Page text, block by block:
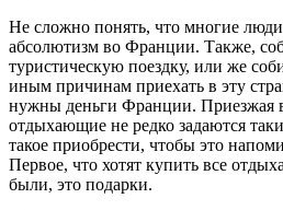
Не сложно понять, что многие
абсолютизм во Франции. Также,
туристическую поездку, или же
иным причинам приехать в эту
нужны деньги Франции. Приезжая
отдыхающие не редко задаются
такое приобрести, чтобы это
Первое, что хотят купить все
были, это подарки.